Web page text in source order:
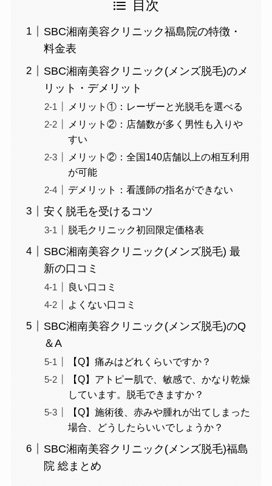
目次
SBC湘南美容クリニック福島院の特徴・
料金表
SBC湘南美容クリニック(メンズ脱毛)のメ
リット・デメリット
メリット①：レーザーと光脱毛を選べる
メリット②：店舗数が多く男性も入りや
すい
メリット②：全国140店舗以上の相互利用
が可能
デメリット：看護師の指名ができない
安く脱毛を受けるコツ
脱毛クリニック初回限定価格表
SBC湘南美容クリニック(メンズ脱毛) 最
新の口コミ
良い口コミ
よくない口コミ
SBC湘南美容クリニック(メンズ脱毛)のQ
＆A
【Q】痛みはどれくらいですか？
【Q】アトピー肌で、敏感で、かなり乾燥
しています。脱毛できますか？
【Q】施術後、赤みや腫れが出てしまった
場合、どうしたらいいでしょうか？
SBC湘南美容クリニック(メンズ脱毛)福島
院 総まとめ